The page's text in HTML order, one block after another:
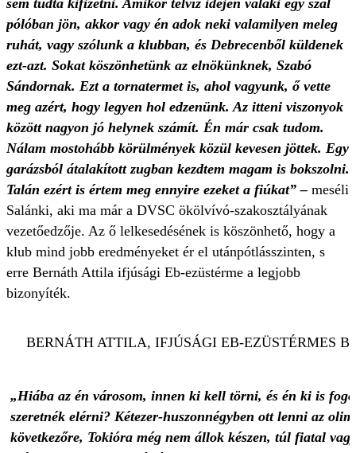
sem tudta kifizetni. Amikor télvíz idején valaki egy szál
pólóban jön, akkor vagy én adok neki valamilyen meleg
ruhát, vagy szólunk a klubban, és Debrecenből küldenek
ezt-azt. Sokat köszönhetünk az elnökünknek, Szabó
Sándornak. Ezt a tornatermet is, ahol vagyunk, ő vette
meg azért, hogy legyen hol edzenünk. Az itteni viszonyok
között nagyon jó helynek számít. Én már csak tudom.
Nálam mostohább körülmények közül kevesen jöttek. Egy
garázsból átalakított zugban kezdtem magam is bokszolni.
Talán ezért is értem meg ennyire ezeket a fiúkat” – meséli
Salánki, aki ma már a DVSC ökölvívó-szakosztályának
vezetőedzője. Az ő lelkesedésének is köszönhető, hogy a
klub mind jobb eredményeket ér el utánpótlásszinten, s
erre Bernáth Attila ifjúsági Eb-ezüstérme a legjobb
bizonyíték.
BERNÁTH ATTILA, IFJÚSÁGI EB-EZÜSTÉRMES
„Hiába az én városom, innen ki kell törni, és én ki is
szeretnék elérni? Kétezer-huszonnégyben ott lenni az
következőre, Tokióra még nem állok készen, túl fiatal